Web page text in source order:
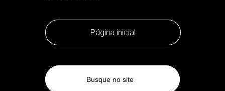
Página inicial